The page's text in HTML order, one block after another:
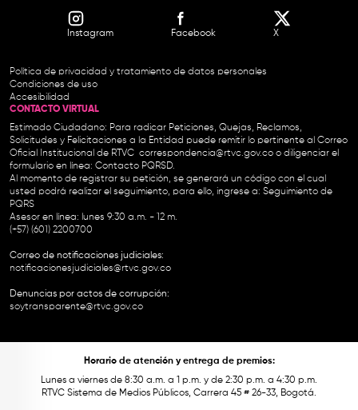
Instagram Facebook X
Política de privacidad y tratamiento de datos personales
Condiciones de uso
Accesibilidad
CONTACTO VIRTUAL
Estimado Ciudadano: Para radicar Peticiones, Quejas, Reclamos,
Solicitudes y Felicitaciones a la Entidad puede remitir lo pertinente al Correo
Oficial Institucional de RTVC correspondencia@rtvc.gov.co o diligenciar el
formulario en línea: Contacto PQRSD.
Al momento de registrar su petición, se generará un código con el cual
usted podrá realizar el seguimiento, para ello, ingrese a: Seguimiento de
PQRS
Asesor en línea: lunes 9:30 a.m. - 12 m.
(+57) (601) 2200700
Correo de notificaciones judiciales:
notificacionesjudiciales@rtvc.gov.co
Denuncias por actos de corrupción:
soytransparente@rtvc.gov.co
Horario de atención y entrega de premios:
Lunes a viernes de 8:30 a.m. a 1 p.m. y de 2:30 p.m. a 4:30 p.m.
RTVC Sistema de Medios Públicos, Carrera 45 # 26-33, Bogotá.